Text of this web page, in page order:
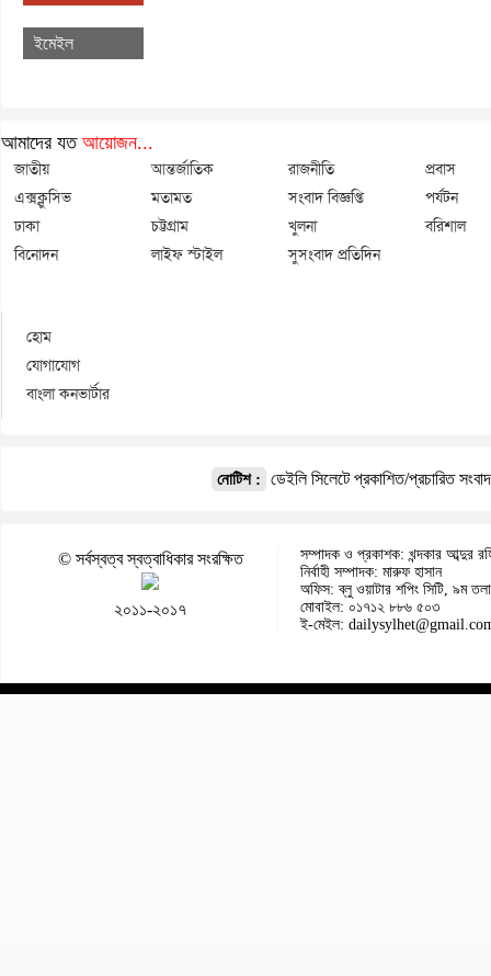
ইমেইল
আমাদের যত আয়োজন...
জাতীয় আন্তর্জাতিক রাজনীতি
প্রবাস
এক্সক্লুসিভ
মতামত সংবাদ বিজ্ঞপ্তি
পর্যটন
ঢাকা
চট্টগ্রাম খুলনা
বরিশাল
বিনোদন
লাইফ স্টাইল সুসংবাদ প্রতিদিন
হোম
যোগাযোগ
বাংলা কনভার্টার
নোটিশ : ডেইলি সিলেটে প্রকাশিত/প্রচারিত
© সর্বস্বত্ব স্বত্বাধিকার সংরক্ষিত
২০১১-২০১৭
সম্পাদক ও প্রকাশক: খন্দকার আব্দুর
নির্বাহী সম্পাদক: মারুফ হাসান
অফিস: ব্লু ওয়াটার শপিং সিটি, ৯ম
মোবাইল: ০১৭১২ ৮৮৬ ৫০৩
ই-মেইল: